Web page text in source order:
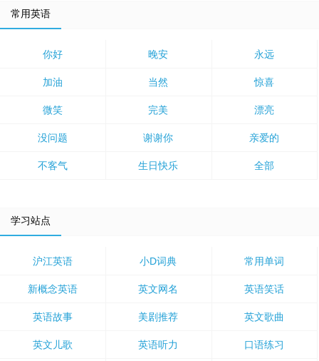
常用英语
你好 晚安 永远
加油 当然 惊喜
微笑 完美 漂亮
没问题 谢谢你 亲爱的
不客气 生日快乐 全部
学习站点
沪江英语 小D词典 常用单词
新概念英语 英文网名 英语笑话
英语故事 美剧推荐 英文歌曲
英文儿歌 英语听力 口语练习